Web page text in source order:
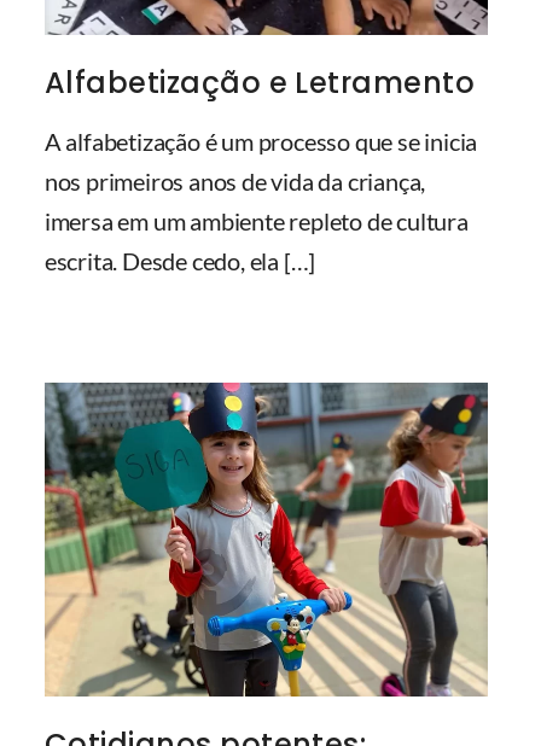
Alfabetização e Letramento
A alfabetização é um processo que se inicia
nos primeiros anos de vida da criança,
imersa em um ambiente repleto de cultura
escrita. Desde cedo, ela […]